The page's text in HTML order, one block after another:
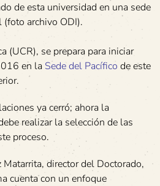
de esta universidad en una sede
(foto archivo ODI).
(UCR), se prepara para iniciar
en la Sede del Pacífico de este
ya cerró; ahora la
realizar la selección de las
proceso.
director del Doctorado,
cuenta con un enfoque